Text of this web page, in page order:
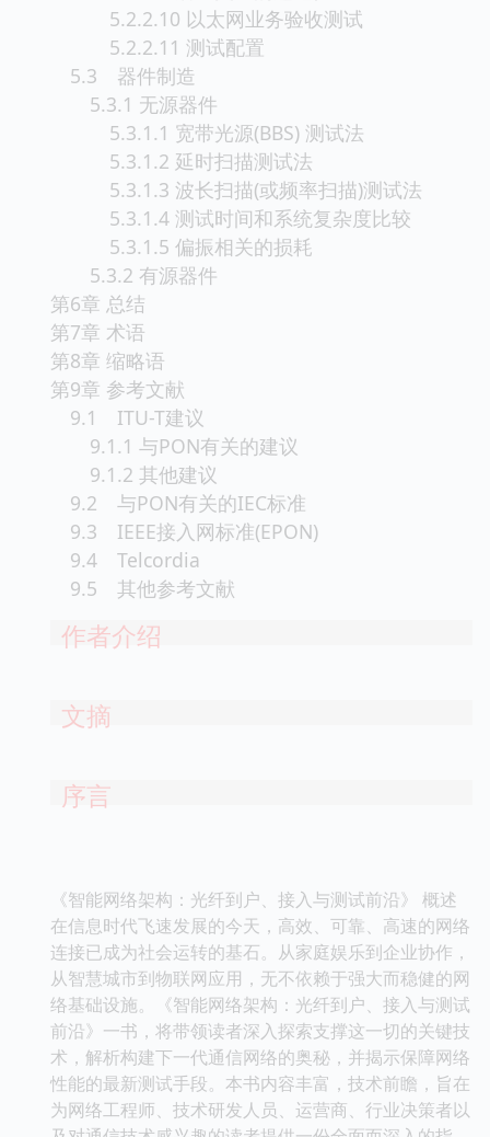
5.2.2.10 以太网业务验收测试
5.2.2.11 测试配置
5.3 器件制造
5.3.1 无源器件
5.3.1.1 宽带光源(BBS) 测试法
5.3.1.2 延时扫描测试法
5.3.1.3 波长扫描(或频率扫描)测试法
5.3.1.4 测试时间和系统复杂度比较
5.3.1.5 偏振相关的损耗
5.3.2 有源器件
第6章 总结
第7章 术语
第8章 缩略语
第9章 参考文献
9.1 ITU-T建议
9.1.1 与PON有关的建议
9.1.2 其他建议
9.2 与PON有关的IEC标准
9.3 IEEE接入网标准(EPON)
9.4 Telcordia
9.5 其他参考文献
作者介绍
文摘
序言
《智能网络架构：光纤到户、接入与测试前沿》 概述
在信息时代飞速发展的今天，高效、可靠、高速的网络
连接已成为社会运转的基石。从家庭娱乐到企业协作，
从智慧城市到物联网应用，无不依赖于强大而稳健的网
络基础设施。《智能网络架构：光纤到户、接入与测试
前沿》一书，将带领读者深入探索支撑这一切的关键技
术，解析构建下一代通信网络的奥秘，并揭示保障网络
性能的最新测试手段。本书内容丰富，技术前瞻，旨在
为网络工程师、技术研发人员、运营商、行业决策者以